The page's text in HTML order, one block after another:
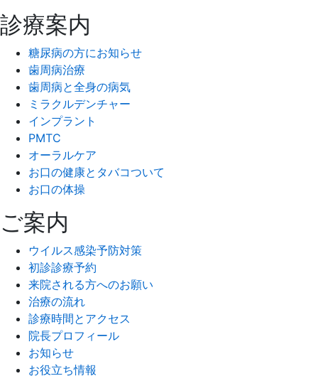
診療案内
糖尿病の方にお知らせ
歯周病治療
歯周病と全身の病気
ミラクルデンチャー
インプラント
PMTC
オーラルケア
お口の健康とタバコついて
お口の体操
ご案内
ウイルス感染予防対策
初診診療予約
来院される方へのお願い
治療の流れ
診療時間とアクセス
院長プロフィール
お知らせ
お役立ち情報